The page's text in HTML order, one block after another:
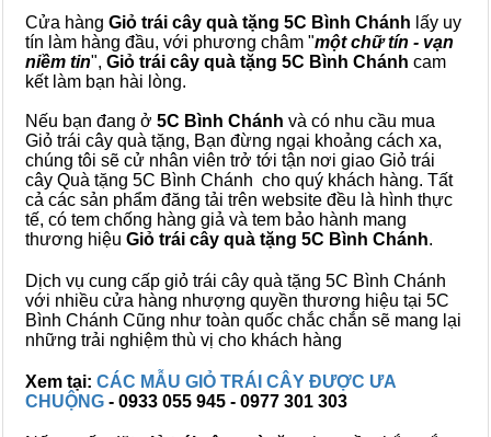
Cửa hàng Giỏ trái cây quà tặng 5C Bình Chánh lấy uy
tín làm hàng đầu, với phương châm "một chữ tín - vạn
niềm tin", Giỏ trái cây quà tặng 5C Bình Chánh cam
kết làm bạn hài lòng.
Nếu bạn đang ở 5C Bình Chánh và có nhu cầu mua
Giỏ trái cây quà tặng, Bạn đừng ngại khoảng cách xa,
chúng tôi sẽ cử nhân viên trở tới tận nơi giao Giỏ trái
cây Quà tặng 5C Bình Chánh cho quý khách hàng. Tất
cả các sản phẩm đăng tải trên website đều là hình thực
tế, có tem chống hàng giả và tem bảo hành mang
thương hiệu Giỏ trái cây quà tặng 5C Bình Chánh.
Dịch vụ cung cấp giỏ trái cây quà tặng 5C Bình Chánh
với nhiều cửa hàng nhượng quyền thương hiệu tại 5C
Bình Chánh Cũng như toàn quốc chắc chắn sẽ mang lại
những trải nghiệm thù vị cho khách hàng
Xem tại: CÁC MẪU GIỎ TRÁI CÂY ĐƯỢC ƯA
CHUỘNG - 0933 055 945 - 0977 301 303